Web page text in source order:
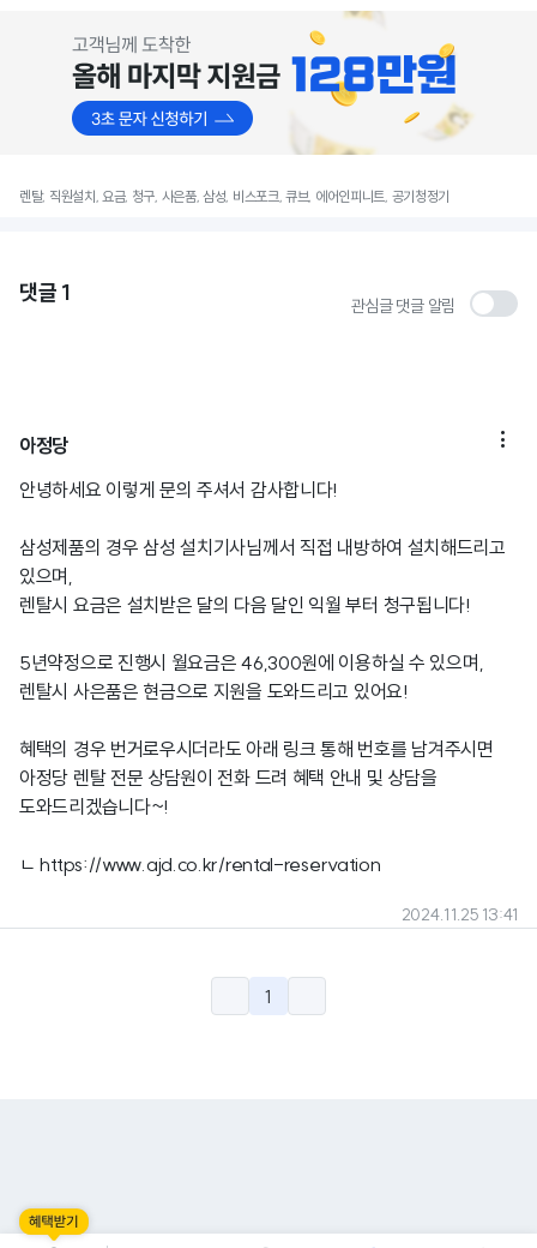
렌탈, 직원설치, 요금, 청구, 사은품, 삼성, 비스포크, 큐브, 에어인피니트, 공기청정기
댓글 1 관심글 댓글 알림
아정당 
안녕하세요 이렇게 문의 주셔서 감사합니다!
삼성제품의 경우 삼성 설치기사님께서 직접 내방하여 설치해드리고
있으며,
렌탈시 요금은 설치받은 달의 다음 달인 익월 부터 청구됩니다!
5년약정으로 진행시 월요금은 46,300원에 이용하실 수 있으며,
렌탈시 사은품은 현금으로 지원을 도와드리고 있어요!
혜택의 경우 번거로우시더라도 아래 링크 통해 번호를 남겨주시면
아정당 렌탈 전문 상담원이 전화 드려 혜택 안내 및 상담을
도와드리겠습니다~!
ㄴhttps://www.ajd.co.kr/rental-reservation
2024.11.25 13:41
1